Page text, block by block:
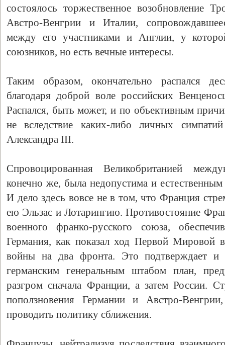
состоялось торжественное возобновление
Австро-Венгрии и Италии,
между его участниками и Англии, у
союзников, но есть вечные интересы.
Таким образом, окончательно распался
благодаря доброй воле российских
Распался, быть может, и по объективным
не вследствие каких-либо личных
Александра III.
Спровоцированная Великобританией
конечно же, была недопустима и
И дело здесь вовсе не в том, что Франция
ею Эльзас и Лотарингию. Противостояние
военного франко-русского союза,
Германия, как показал ход Первой Мировой
войны на два фронта. Это подтверждает и
германским генеральным штабом план,
разгром сначала Франции, а затем России.
поползновения Германии и Австро-
проводить политику сближения.